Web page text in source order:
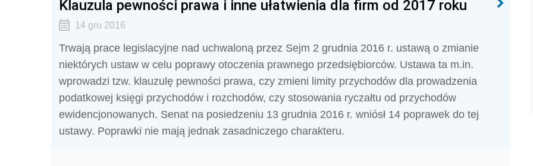
Klauzula pewności prawa i inne ułatwienia dla firm od 2017 roku
14 gru 2016
Trwają prace legislacyjne nad uchwaloną przez Sejm 2 grudnia 2016 r. ustawą o zmianie
niektórych ustaw w celu poprawy otoczenia prawnego przedsiębiorców. Ustawa ta m.in.
wprowadzi tzw. klauzulę pewności prawa, czy zmieni limity przychodów dla prowadzenia
podatkowej księgi przychodów i rozchodów, czy stosowania ryczałtu od przychodów
ewidencjonowanych. Senat na posiedzeniu 13 grudnia 2016 r. wniósł 14 poprawek do tej
ustawy. Poprawki nie mają jednak zasadniczego charakteru.